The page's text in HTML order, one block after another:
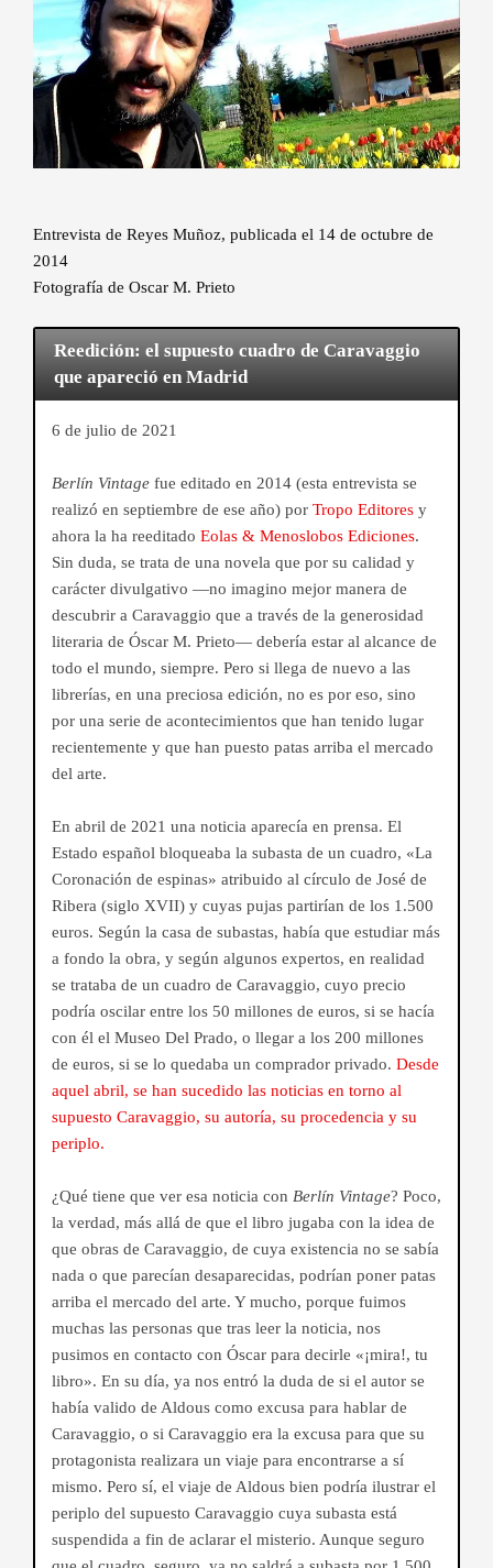
Entrevista de Reyes Muñoz, publicada el 14 de octubre de
2014
Fotografía de Oscar M. Prieto
Reedición: el supuesto cuadro de Caravaggio
que apareció en Madrid
6 de julio de 2021
Berlín Vintage fue editado en 2014 (esta entrevista se
realizó en septiembre de ese año) por Tropo Editores y
ahora la ha reeditado Eolas & Menoslobos Ediciones.
Sin duda, se trata de una novela que por su calidad y
carácter divulgativo —no imagino mejor manera de
descubrir a Caravaggio que a través de la generosidad
literaria de Óscar M. Prieto— debería estar al alcance de
todo el mundo, siempre. Pero si llega de nuevo a las
librerías, en una preciosa edición, no es por eso, sino
por una serie de acontecimientos que han tenido lugar
recientemente y que han puesto patas arriba el mercado
del arte.
En abril de 2021 una noticia aparecía en prensa. El
Estado español bloqueaba la subasta de un cuadro, «La
Coronación de espinas» atribuido al círculo de José de
Ribera (siglo XVII) y cuyas pujas partirían de los 1.500
euros. Según la casa de subastas, había que estudiar más
a fondo la obra, y según algunos expertos, en realidad
se trataba de un cuadro de Caravaggio, cuyo precio
podría oscilar entre los 50 millones de euros, si se hacía
con él el Museo Del Prado, o llegar a los 200 millones
de euros, si se lo quedaba un comprador privado. Desde
aquel abril, se han sucedido las noticias en torno al
supuesto Caravaggio, su autoría, su procedencia y su
periplo.
¿Qué tiene que ver esa noticia con Berlín Vintage? Poco,
la verdad, más allá de que el libro jugaba con la idea de
que obras de Caravaggio, de cuya existencia no se sabía
nada o que parecían desaparecidas, podrían poner patas
arriba el mercado del arte. Y mucho, porque fuimos
muchas las personas que tras leer la noticia, nos
pusimos en contacto con Óscar para decirle «¡mira!, tu
libro». En su día, ya nos entró la duda de si el autor se
había valido de Aldous como excusa para hablar de
Caravaggio, o si Caravaggio era la excusa para que su
protagonista realizara un viaje para encontrarse a sí
mismo. Pero sí, el viaje de Aldous bien podría ilustrar el
periplo del supuesto Caravaggio cuya subasta está
suspendida a fin de aclarar el misterio. Aunque seguro